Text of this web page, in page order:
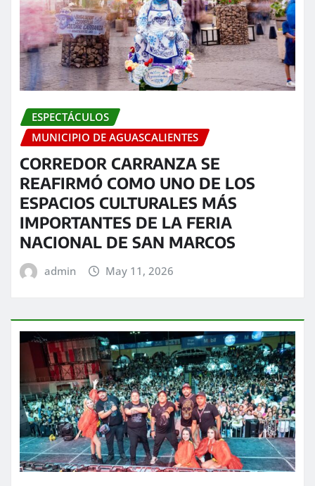
ESPECTÁCULOS
MUNICIPIO DE AGUASCALIENTES
CORREDOR CARRANZA SE
REAFIRMÓ COMO UNO DE LOS
ESPACIOS CULTURALES MÁS
IMPORTANTES DE LA FERIA
NACIONAL DE SAN MARCOS
admin May 11, 2026